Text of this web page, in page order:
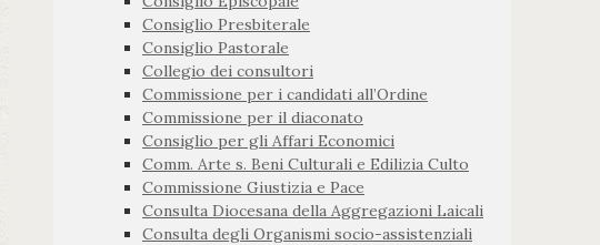
Consiglio Presbiterale
Consiglio Pastorale
Collegio dei consultori
Commissione per i candidati all’Ordine
Commissione per il diaconato
Consiglio per gli Affari Economici
Comm. Arte s. Beni Culturali e Edilizia Culto
Commissione Giustizia e Pace
Consulta Diocesana della Aggregazioni Laicali
Consulta degli Organismi socio-assistenziali